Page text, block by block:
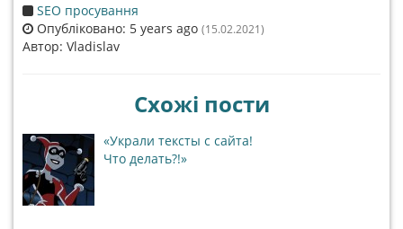
SEO просування
Опубліковано: 5 years ago (15.02.2021)
Автор: Vladislav
Схожі пости
«Украли тексты с сайта!
Что делать?!»